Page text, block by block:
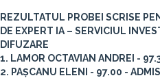
REZULTATUL PROBEI SCRISE
DE EXPERT IA – SERVICIUL
DIFUZARE
1. LAMOR OCTAVIAN ANDREI -
2. PAȘCANU ELENI - 97.00 - ADMIS